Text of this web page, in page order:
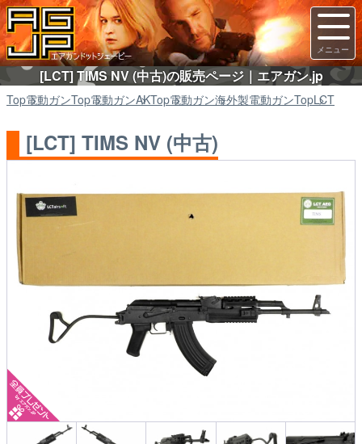
[LCT] TIMS NV (中古)の販売ページ｜エアガン.jp
Top電動ガンTop電動ガンAKTop電動ガン海外製電動ガンTopLCT
[LCT] TIMS NV (中古)